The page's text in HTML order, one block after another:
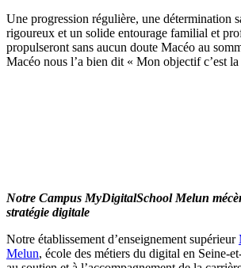
Une progression régulière, une détermination
rigoureux et un solide entourage familial et
propulseront sans aucun doute Macéo au
Macéo nous l’a bien dit « Mon objectif c’est
Notre Campus MyDigitalSchool Melun
stratégie digitale
Notre établissement d’enseignement supérieur
Melun, école des métiers du digital en Seine-